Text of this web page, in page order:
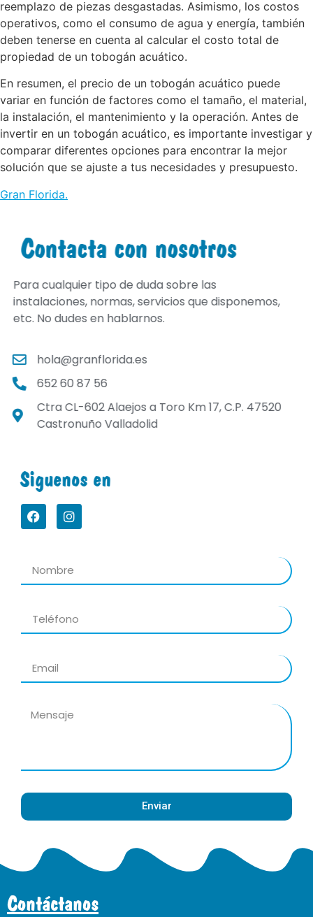
reemplazo de piezas desgastadas. Asimismo, los costos
operativos, como el consumo de agua y energía, también
deben tenerse en cuenta al calcular el costo total de
propiedad de un tobogán acuático.
En resumen, el precio de un tobogán acuático puede
variar en función de factores como el tamaño, el material,
la instalación, el mantenimiento y la operación. Antes de
invertir en un tobogán acuático, es importante investigar y
comparar diferentes opciones para encontrar la mejor
solución que se ajuste a tus necesidades y presupuesto.
Gran Florida.
Contacta con nosotros
Para cualquier tipo de duda sobre las
instalaciones, normas, servicios que disponemos,
etc. No dudes en hablarnos.
hola@granflorida.es
652 60 87 56
Ctra CL-602 Alaejos a Toro Km 17, C.P. 47520
Castronuño Valladolid
Siguenos en
Enviar
Contáctanos